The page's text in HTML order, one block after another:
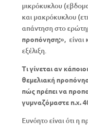
μικρόκυκλου
και μακρόκυκλου
απάντηση στο
προπόνηση;», είναι
εξέλιξη.
Τι γίνεται αν
θεμελιακή
πώς πρέπει να
γυμναζόμαστε π.χ.
Ευνόητο είναι ότι η